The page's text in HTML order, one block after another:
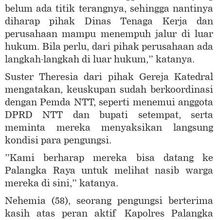
belum ada titik terangnya, sehingga nantinya
diharap pihak Dinas Tenaga Kerja dan
perusahaan mampu menempuh jalur di luar
hukum. Bila perlu, dari pihak perusahaan ada
langkah-langkah di luar hukum,” katanya.
Suster Theresia dari pihak Gereja Katedral
mengatakan, keuskupan sudah berkoordinasi
dengan Pemda NTT, seperti menemui anggota
DPRD NTT dan bupati setempat, serta
meminta mereka menyaksikan langsung
kondisi para pengungsi.
”Kami berharap mereka bisa datang ke
Palangka Raya untuk melihat nasib warga
mereka di sini,” katanya.
Nehemia (58), seorang pengungsi berterima
kasih atas peran aktif Kapolres Palangka